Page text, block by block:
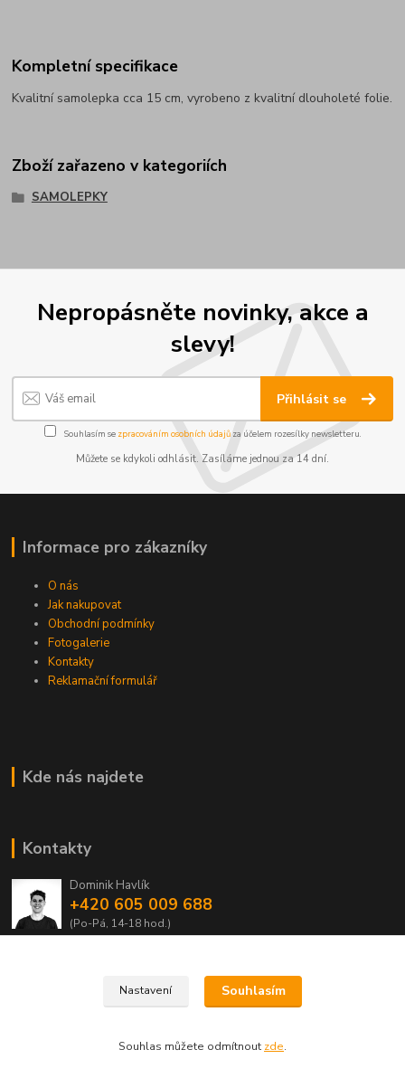
Kompletní specifikace
Kvalitní samolepka cca 15 cm, vyrobeno z kvalitní dlouholeté folie.
Zboží zařazeno v kategoriích
SAMOLEPKY
Nepropásněte novinky, akce a
slevy!
Přihlásit se
Souhlasím se zpracováním osobních údajůza účelem rozesílky newsletteru.
Můžete se kdykoli odhlásit. Zasíláme jednou za 14 dní.
Informace pro zákazníky
O nás
Jak nakupovat
Obchodní podmínky
Fotogalerie
Kontakty
Reklamační formulář
Kde nás najdete
Kontakty
Dominik Havlík
+420 605 009 688
(Po-Pá, 14-18 hod.)
Nastavení Souhlasím
Souhlas můžete odmítnout zde.